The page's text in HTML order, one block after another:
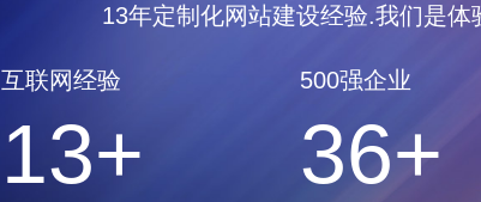
13年定制化网站建设经验.我们是
互联网经验
13+
500强企业
36+